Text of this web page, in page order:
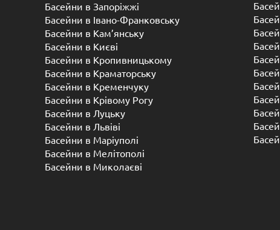
Басейни в Запоріжжі
Басейни в Івано-Франковську
Басейни в Кам’янську
Басейни в Києві
Басейни в Кропивницькому
Басейни в Краматорську
Басейни в Кременчуку
Басейни в Крівому Рогу
Басейни в Луцьку
Басейни в Львіві
Басейни в Маріуполі
Басейни в Мелітополі
Басейни в Миколаєві